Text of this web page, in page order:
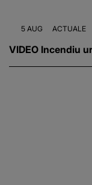
5 AUG ACTUALE
VIDEO Incendiu